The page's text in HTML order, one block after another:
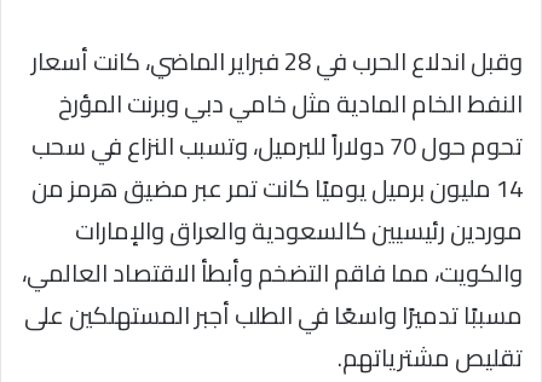
وقبل اندلاع الحرب في 28 فبراير الماضي، كانت أسعار
النفط الخام المادية مثل خامي دبي وبرنت المؤرخ
تحوم حول 70 دولاراً للبرميل، وتسبب النزاع في سحب
14 مليون برميل يوميًا كانت تمر عبر مضيق هرمز من
موردين رئيسيين كالسعودية والعراق والإمارات
والكويت، مما فاقم التضخم وأبطأ الاقتصاد العالمي،
مسببًا تدميرًا واسعًا في الطلب أجبر المستهلكين على
تقليص مشترياتهم.